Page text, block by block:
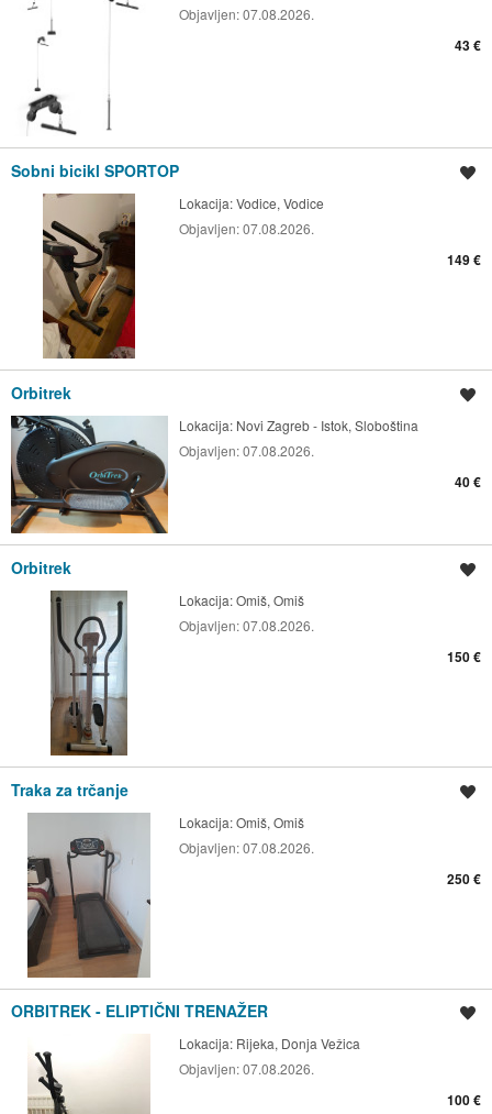
Objavljen:07.08.2026.
43 €
Sobni bicikl SPORTOP
Lokacija:Vodice, Vodice
Objavljen:07.08.2026.
149 €
Orbitrek
Lokacija: Novi Zagreb - Istok, Sloboština
Objavljen:07.08.2026.
40 €
Orbitrek
Lokacija:Omiš, Omiš
Objavljen:07.08.2026.
150 €
Traka za trčanje
Lokacija:Omiš, Omiš
Objavljen:07.08.2026.
250 €
ORBITREK - ELIPTIČNI TRENAŽER
Lokacija: Rijeka, Donja Vežica
Objavljen:07.08.2026.
100 €